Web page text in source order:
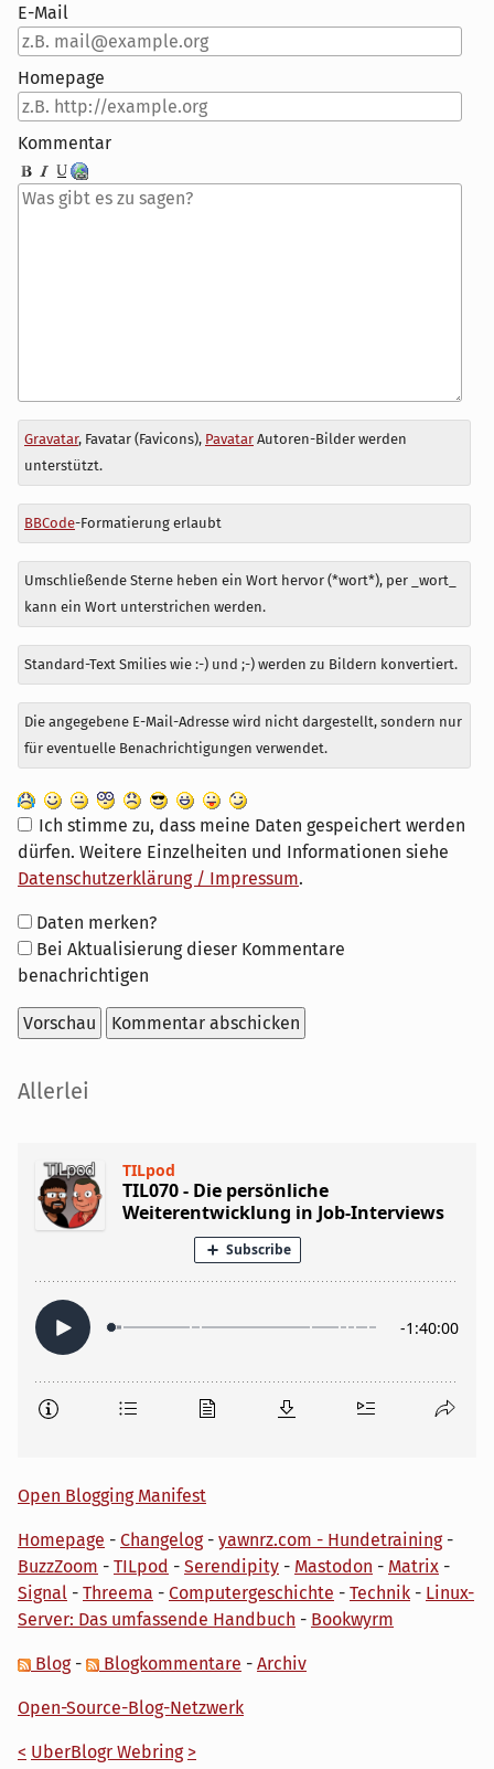
E-Mail
Homepage
Kommentar
Antwort
zu
Gravatar, Favatar (Favicons), PavatarAutoren-Bilder werden
unterstützt.
BBCode-Formatierung erlaubt
Umschließende Sterne heben ein Wort hervor (*wort*), per _wort_
kann ein Wort unterstrichen werden.
Standard-Text Smilies wie :-) und ;-) werden zu Bildern konvertiert.
Die angegebene E-Mail-Adresse wird nicht dargestellt, sondern nur
für eventuelle Benachrichtigungen verwendet.
Ich stimme zu, dass meine Daten gespeichert werden
dürfen. Weitere Einzelheiten und Informationen siehe
Datenschutzerklärung / Impressum.
Formular-
Optionen
Daten merken?
Bei Aktualisierung dieser Kommentare
benachrichtigen
Seitenleiste
Allerlei
Open Blogging Manifest
Homepage - Changelog- yawnrz.com - Hundetraining-
BuzzZoom - TILpod - Serendipity - Mastodon - Matrix -
Signal - Threema - Computergeschichte - Technik - Linux-
Server: Das umfassende Handbuch - Bookwyrm
Blog- Blogkommentare - Archiv
Open-Source-Blog-Netzwerk
< UberBlogr Webring >